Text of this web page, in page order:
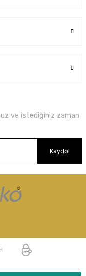
ve istediğiniz zaman
Kaydol
Saklıdır.